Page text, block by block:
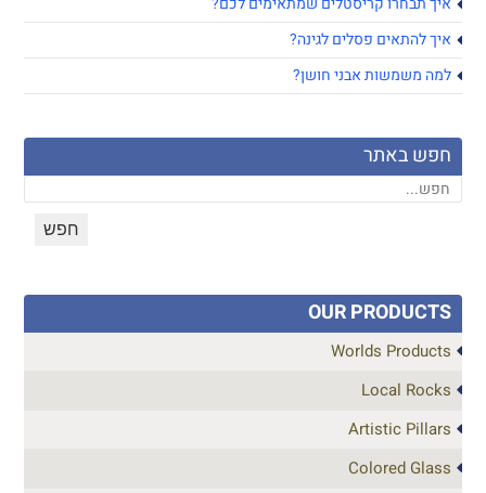
איך להתאים פסלים לגינה?
למה משמשות אבני חושן?
חפש באתר
OUR PRODUCTS
Worlds Products
Local Rocks
Artistic Pillars
Colored Glass